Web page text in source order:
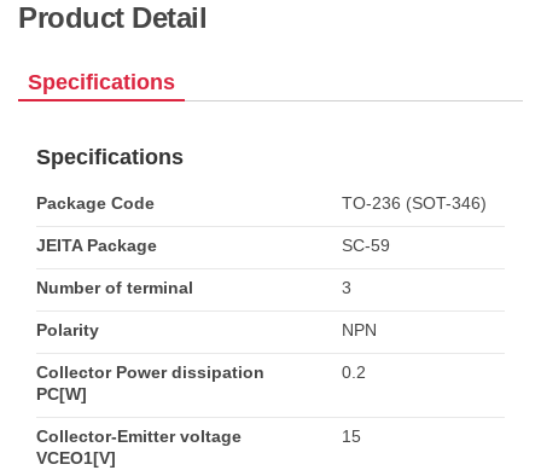
Product Detail
Specifications
Specifications
Package Code TO-236 (SOT-346)
JEITA Package SC-59
Number of terminal 3
Polarity NPN
Collector Power dissipation
PC[W]
0.2
Collector-Emitter voltage
VCEO1[V]
15